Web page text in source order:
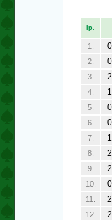
lp.
1.
2.
3.
4.
5.
6.
7.
8.
9.
10.
11.
12.